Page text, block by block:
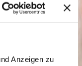
Anzeigen zu